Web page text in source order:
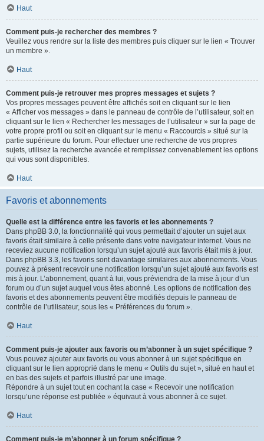
Haut
Comment puis-je rechercher des membres ?
Veuillez vous rendre sur la liste des membres puis cliquer sur le lien « Trouver
un membre ».
Haut
Comment puis-je retrouver mes propres messages et sujets ?
Vos propres messages peuvent être affichés soit en cliquant sur le lien
« Afficher vos messages » dans le panneau de contrôle de l’utilisateur, soit en
cliquant sur le lien « Rechercher les messages de l’utilisateur » sur la page de
votre propre profil ou soit en cliquant sur le menu « Raccourcis » situé sur la
partie supérieure du forum. Pour effectuer une recherche de vos propres
sujets, utilisez la recherche avancée et remplissez convenablement les options
qui vous sont disponibles.
Haut
Favoris et abonnements
Quelle est la différence entre les favoris et les abonnements ?
Dans phpBB 3.0, la fonctionnalité qui vous permettait d’ajouter un sujet aux
favoris était similaire à celle présente dans votre navigateur internet. Vous ne
receviez aucune notification lorsqu’un sujet ajouté aux favoris était mis à jour.
Dans phpBB 3.3, les favoris sont davantage similaires aux abonnements. Vous
pouvez à présent recevoir une notification lorsqu’un sujet ajouté aux favoris est
mis à jour. L’abonnement, quant à lui, vous préviendra de la mise à jour d’un
forum ou d’un sujet auquel vous êtes abonné. Les options de notification des
favoris et des abonnements peuvent être modifiés depuis le panneau de
contrôle de l’utilisateur, sous les « Préférences du forum ».
Haut
Comment puis-je ajouter aux favoris ou m’abonner à un sujet spécifique ?
Vous pouvez ajouter aux favoris ou vous abonner à un sujet spécifique en
cliquant sur le lien approprié dans le menu « Outils du sujet », situé en haut et
en bas des sujets et parfois illustré par une image.
Répondre à un sujet tout en cochant la case « Recevoir une notification
lorsqu’une réponse est publiée » équivaut à vous abonner à ce sujet.
Haut
Comment puis-je m’abonner à un forum spécifique ?